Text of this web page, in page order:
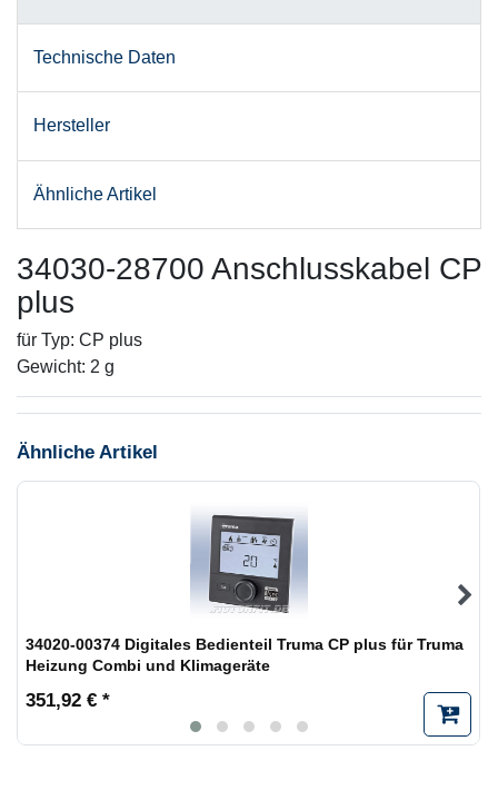
Technische Daten
Hersteller
Ähnliche Artikel
34030-28700 Anschlusskabel CP
plus
für Typ: CP plus
Gewicht: 2 g
Ähnliche Artikel
34020-00374 Digitales Bedienteil Truma CP plus für Truma
Heizung Combi und Klimageräte
351,92 € *